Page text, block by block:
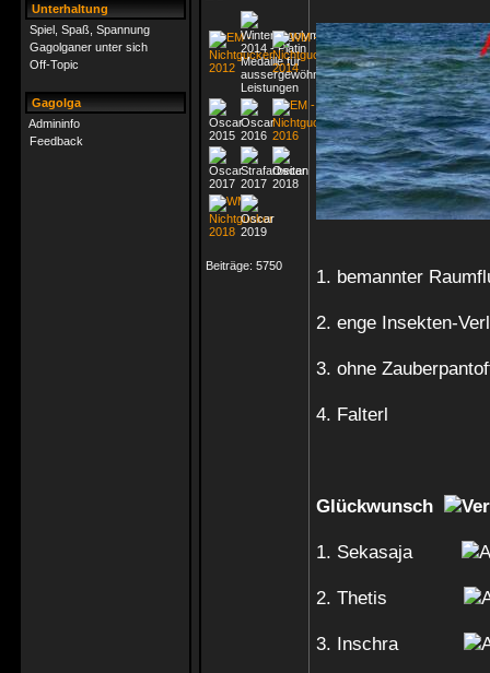
Unterhaltung
Spiel, Spaß, Spannung
Gagolganer unter sich
Off-Topic
Gagolga
Admininfo
Feedback
Beiträge: 5750 1. bemannter
2. enge Insekten-
3. ohne
4. Falterl
Glückwunsch
1. Sekasaja
2. Thetis
3. Inschra